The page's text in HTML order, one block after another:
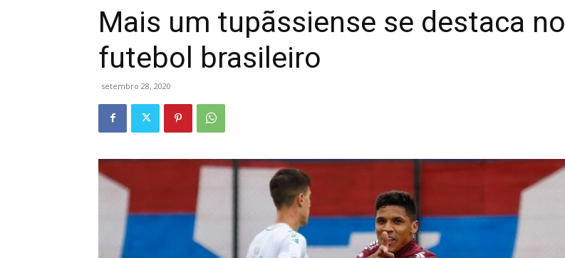
Mais um tupãssiense se destaca no
futebol brasileiro
setembro 28, 2020